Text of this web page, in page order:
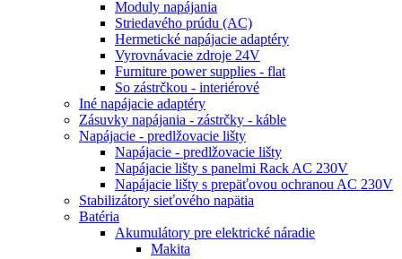
Moduly napájania
Striedavého prúdu (AC)
Hermetické napájacie adaptéry
Vyrovnávacie zdroje 24V
Furniture power supplies - flat
So zástrčkou - interiérové
Iné napájacie adaptéry
Zásuvky napájania - zástrčky - káble
Napájacie - predlžovacie lišty
Napájacie - predlžovacie lišty
Napájacie lišty s panelmi Rack AC 230V
Napájacie lišty s prepäťovou ochranou AC 230V
Stabilizátory sieťového napätia
Batéria
Akumulátory pre elektrické náradie
Makita